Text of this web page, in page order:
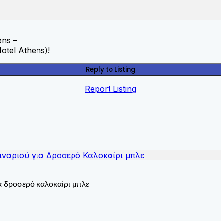
–
Athens)!
Reply to Listing
Report Listing
δροσερό καλοκαίρι μπλε